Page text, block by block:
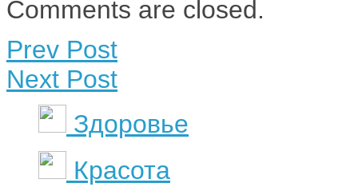
Comments are closed.
Prev Post
Next Post
Здоровье
Красота